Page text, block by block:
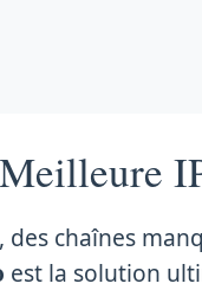
chaînes
est la solution